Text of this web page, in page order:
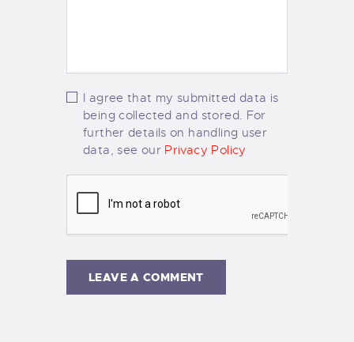
I agree that my submitted data is
being collected and stored. For
further details on handling user
data, see our Privacy Policy